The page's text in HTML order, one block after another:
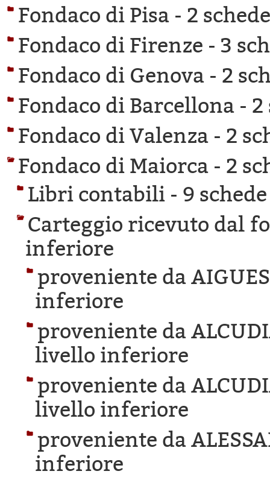
Fondaco di Pisa - 2
Fondaco di Firenze - 3
Fondaco di Genova - 2
Fondaco di Barcellona - 2
Fondaco di Valenza - 2
Fondaco di Maiorca - 2
Libri contabili - 9
Carteggio ricevuto dal
inferiore
proveniente da
inferiore
proveniente da
livello inferiore
proveniente da
livello inferiore
proveniente da
inferiore